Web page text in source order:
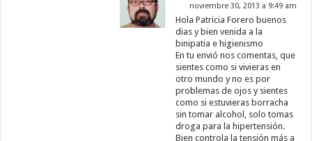
noviembre 30, 2013 a 9:49 am
Hola Patricia Forero buenos
dias y bien venida a la
binipatia e higienismo
En tu envió nos comentas, que
sientes como si vivieras en
otro mundo y no es por
problemas de ojos y sientes
como si estuvieras borracha
sin tomar alcohol, solo tomas
droga para la hipertensión.
Bien controla la tensión más a